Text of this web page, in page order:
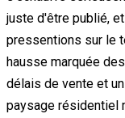
juste d'être publié,
pressentions sur le
hausse marquée
délais de vente et
paysage résidentiel